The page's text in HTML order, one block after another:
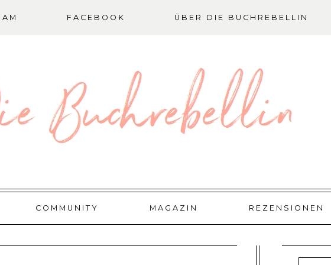
FACEBOOK ÜBER DIE BUCHREBELLIN
COMMUNITY MAGAZIN REZENSIONEN